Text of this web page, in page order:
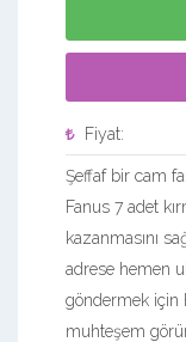
Fiyat:
Şeffaf bir cam
Fanus 7 adet
kazanmasını
adrese hemen
göndermek için
muhteşem